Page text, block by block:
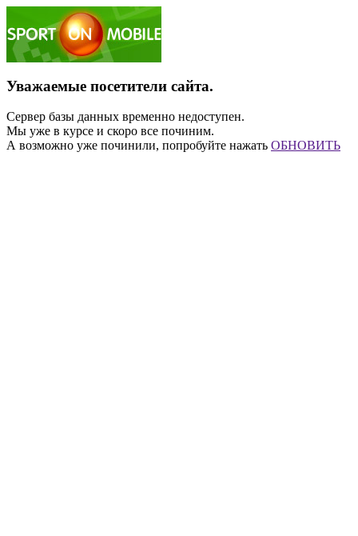
Уважаемые посетители сайта.
Сервер базы данных временно недоступен.
Мы уже в курсе и скоро все починим.
А возможно уже починили, попробуйте нажать ОБНОВИТЬ